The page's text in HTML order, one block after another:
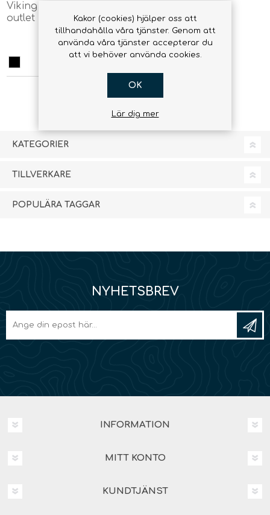
Viking Hedda Warm -
outlet
1 109,00 kr
KATEGORIER
TILLVERKARE
POPULÄRA TAGGAR
NYHETSBREV
INFORMATION
MITT KONTO
KUNDTJÄNST
Kakor (cookies) hjälper oss att
tillhandahålla våra tjänster. Genom att
använda våra tjänster accepterar du
att vi behöver använda cookies.
OK
Lär dig mer